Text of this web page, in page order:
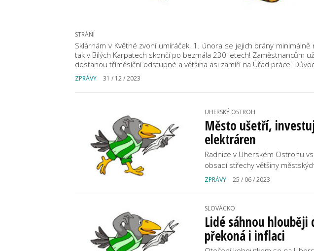
STRÁNÍ
Sklárnám v Květné zvoní umíráček, 1. února se jejich brány
tak v Bílých Karpatech skončí po bezmála 230 letech! Zaměstnancům
dostanou tříměsíční odstupné a většina asi zamíří na Úřad práce.
ZPRÁVY 31 / 12 / 2023
UHERSKÝ OSTROH
Město ušetří,
elektráren
Radnice v Uherském Ostrohu
obsadí střechy většiny
ZPRÁVY 25 / 06 / 2023
SLOVÁCKO
Lidé sáhnou hlouběji
překoná i inflaci